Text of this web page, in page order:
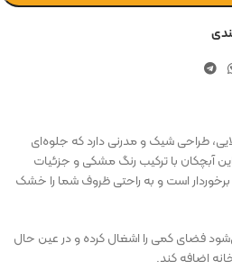
طراحی شیک و مدرنی دارد که جلوه‌ای
آبچکان با ترکیب رنگ مشکی و جزئیات
برخوردار است و به راحتی ظروف شما را خشک
فضای کمی را اشغال کرده و در عین حال
اضافه کند.